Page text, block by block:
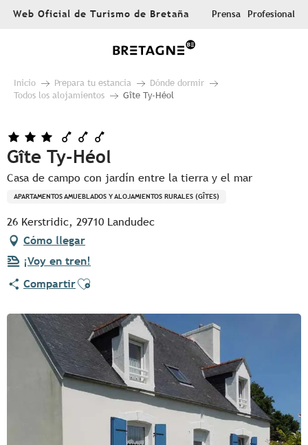
AllerWeb Oficial de Turismo de Bretaña Prensa Profesional
Inicio Prepara tu estancia
Dónde dormir
Todos los alojamientos
Gîte Ty-Héol
Gîte Ty-Héol
Casa de campo con jardín entre la tierra y el mar
APARTAMENTOS AMUEBLADOS Y ALOJAMIENTOS RURALES (GÎTES)
26 Kerstridic, 29710 Landudec
Cómo llegar
¡Voy en tren!
CompartirAjouter aux favoris